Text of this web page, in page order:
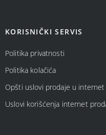
KORISNIČKI SERVIS
Politika privatnosti
Politika kolačića
Opšti uslovi prodaje u internet
Uslovi korišćenja internet